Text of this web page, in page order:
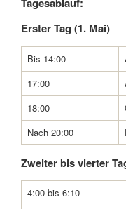
Tagesablauf:
Erster Tag (1. Mai)
Bis 14:00
17:00
18:00
Nach 20:00
Zweiter bis vierter
4:00 bis 6:10